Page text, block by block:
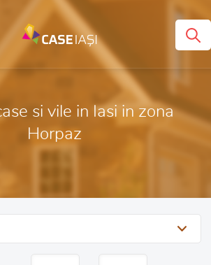
si vile in Iasi in zona
Horpaz